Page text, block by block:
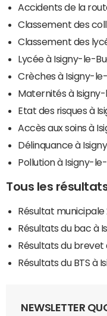
Accidents de la
Classement des
Classement des
Lycée à Isigny-le-
Crèches à Isigny-
Maternités à
Etat des risques à
Accès aux soins à
Délinquance à
Pollution à Isigny-
Tous les
Résultat
Résultats du bac à
Résultats du
Résultats du BTS à
NEWSLETTER